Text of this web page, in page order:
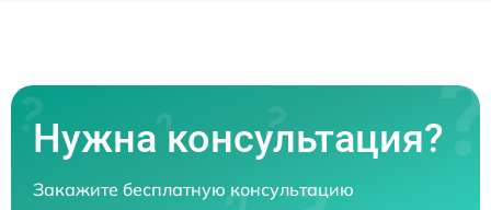
Нужна консультация?
Закажите бесплатную консультацию